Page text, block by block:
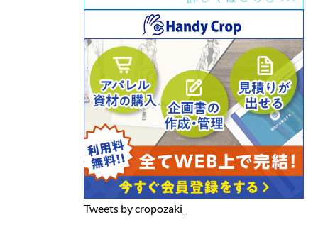
Tweets by cropozaki_